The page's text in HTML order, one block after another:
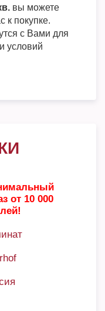
вы можете
к покупке.
с Вами для
условий
от 10 000